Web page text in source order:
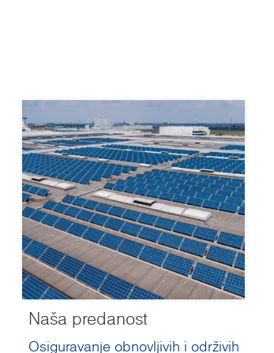
Naša predanost
Osiguravanje obnovljivih i održivih